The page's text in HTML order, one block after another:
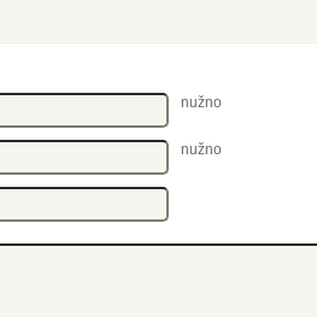
nužno
nužno